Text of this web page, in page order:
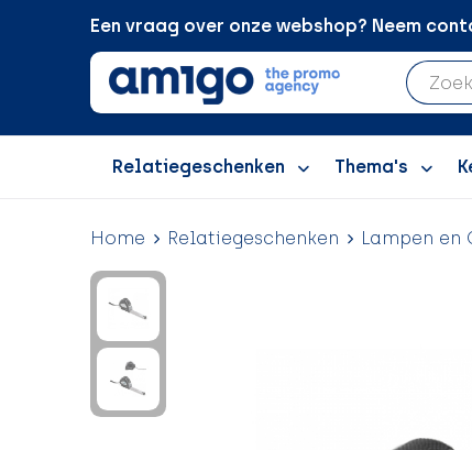
Een vraag over onze webshop? Neem
Relatiegeschenken Thema's
Home Relatiegeschenken Lampen en